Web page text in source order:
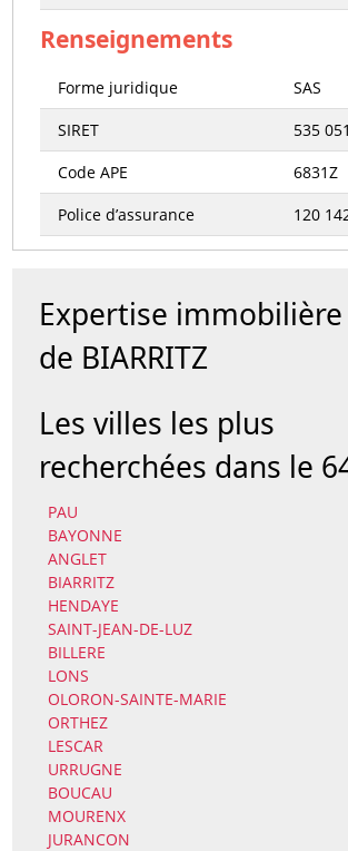
Renseignements
Forme juridique
SAS
SIRET
535
Code APE
6831Z
Police d’assurance
120
Expertise
de BIARRITZ
Les villes les plus
recherchées dans le
PAU
BAYONNE
ANGLET
BIARRITZ
HENDAYE
SAINT-JEAN-DE-LUZ
BILLERE
LONS
OLORON-SAINTE-MARIE
ORTHEZ
LESCAR
URRUGNE
BOUCAU
MOURENX
JURANCON